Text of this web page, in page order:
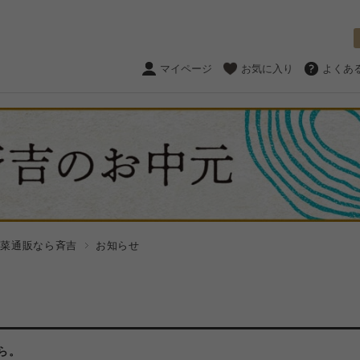
マイページ お気に入り よくあ
通販なら斉吉 お知らせ
。